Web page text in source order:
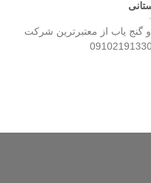
گنج یاب از معتبرترین شرکت